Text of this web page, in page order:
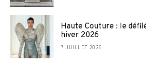
Haute Couture : le
hiver 2026
7 JUILLET 2026